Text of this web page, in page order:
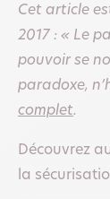
Cet article
2017 : « Le
pouvoir se
paradoxe,
complet.
Découvrez
la